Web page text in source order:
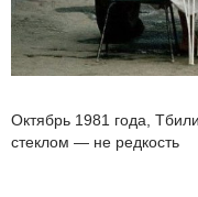
Октябрь 1981 года,
стеклом — не редкость